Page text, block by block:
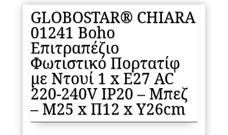
GLOBOSTAR® CHIARA
01241 Boho
Επιτραπέζιο
Φωτιστικό Πορτατίφ
με Ντουί 1 x E27 AC
220-240V IP20 – Μπεζ
– Μ25 x Π12 x Υ26cm